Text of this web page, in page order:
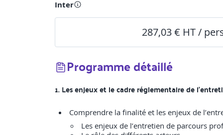
Inter
287,03 € HT /
Programme détaillé
1. Les enjeux et le cadre réglementaire de
Les enjeux de l’entretien de parcours